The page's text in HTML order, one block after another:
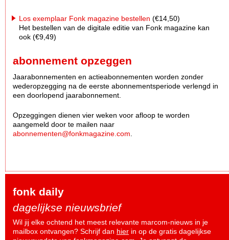
Los exemplaar Fonk magazine bestellen (€14,50)
Het bestellen van de digitale editie van Fonk magazine kan
ook (€9,49)
abonnement opzeggen
Jaarabonnementen en actieabonnementen worden zonder
wederopzegging na de eerste abonnementsperiode verlengd in
een doorlopend jaarabonnement.
Opzeggingen dienen vier weken voor afloop te worden
aangemeld door te mailen naar
abonnementen@fonkmagazine.com.
fonk daily
dagelijkse nieuwsbrief
Wil jij elke ochtend het meest relevante marcom-nieuws in je
mailbox ontvangen? Schrijf dan hier in op de gratis dagelijkse